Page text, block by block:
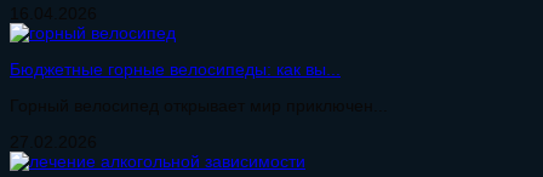
16.04.2026
Бюджетные горные велосипеды: как вы...
Горный велосипед открывает мир приключен...
27.02.2026